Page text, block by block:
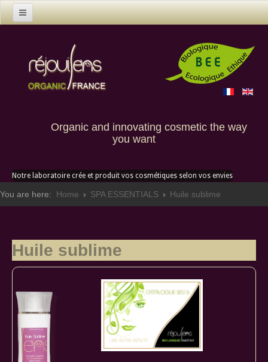
Organic and innovating cosmetic the way
you want
Products
Contact us
Notre laboratoire crée et produit vos cosmétiques selon vos envies
You are here: Home SPA ESSENTIALS Huile sublime
Huile sublime